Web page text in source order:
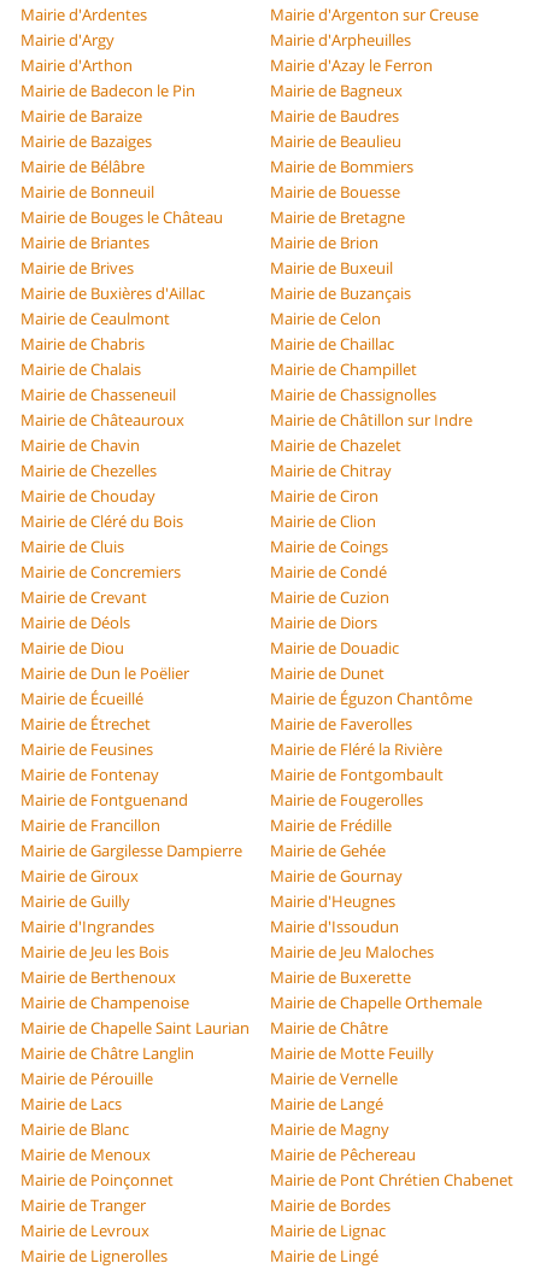
Mairie d'Ardentes
Mairie d'Argenton sur Creuse
Mairie d'Argy
Mairie d'Arpheuilles
Mairie d'Arthon
Mairie d'Azay le Ferron
Mairie de Badecon le Pin
Mairie de Bagneux
Mairie de Baraize
Mairie de Baudres
Mairie de Bazaiges
Mairie de Beaulieu
Mairie de Bélâbre
Mairie de Bommiers
Mairie de Bonneuil
Mairie de Bouesse
Mairie de Bouges le Château
Mairie de Bretagne
Mairie de Briantes
Mairie de Brion
Mairie de Brives
Mairie de Buxeuil
Mairie de Buxières d'Aillac
Mairie de Buzançais
Mairie de Ceaulmont
Mairie de Celon
Mairie de Chabris
Mairie de Chaillac
Mairie de Chalais
Mairie de Champillet
Mairie de Chasseneuil
Mairie de Chassignolles
Mairie de Châteauroux
Mairie de Châtillon sur Indre
Mairie de Chavin
Mairie de Chazelet
Mairie de Chezelles
Mairie de Chitray
Mairie de Chouday
Mairie de Ciron
Mairie de Cléré du Bois
Mairie de Clion
Mairie de Cluis
Mairie de Coings
Mairie de Concremiers
Mairie de Condé
Mairie de Crevant
Mairie de Cuzion
Mairie de Déols
Mairie de Diors
Mairie de Diou
Mairie de Douadic
Mairie de Dun le Poëlier
Mairie de Dunet
Mairie de Écueillé
Mairie de Éguzon Chantôme
Mairie de Étrechet
Mairie de Faverolles
Mairie de Feusines
Mairie de Fléré la Rivière
Mairie de Fontenay
Mairie de Fontgombault
Mairie de Fontguenand
Mairie de Fougerolles
Mairie de Francillon
Mairie de Frédille
Mairie de Gargilesse Dampierre
Mairie de Gehée
Mairie de Giroux
Mairie de Gournay
Mairie de Guilly
Mairie d'Heugnes
Mairie d'Ingrandes
Mairie d'Issoudun
Mairie de Jeu les Bois
Mairie de Jeu Maloches
Mairie de Berthenoux
Mairie de Buxerette
Mairie de Champenoise
Mairie de Chapelle Orthemale
Mairie de Chapelle Saint Laurian
Mairie de Châtre
Mairie de Châtre Langlin
Mairie de Motte Feuilly
Mairie de Pérouille
Mairie de Vernelle
Mairie de Lacs
Mairie de Langé
Mairie de Blanc
Mairie de Magny
Mairie de Menoux
Mairie de Pêchereau
Mairie de Poinçonnet
Mairie de Pont Chrétien Chabenet
Mairie de Tranger
Mairie de Bordes
Mairie de Levroux
Mairie de Lignac
Mairie de Lignerolles
Mairie de Lingé